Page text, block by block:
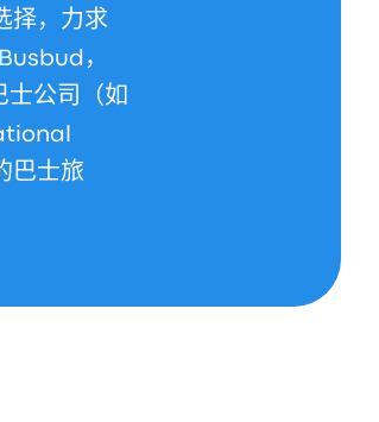
择，力求
，
士公司（如
巴士旅